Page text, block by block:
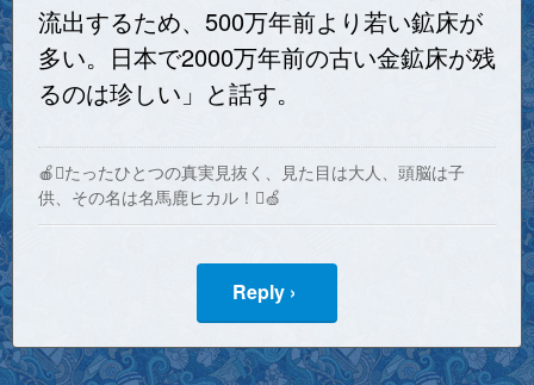
流出するため、500万年前より若い鉱床が
多い。日本で2000万年前の古い金鉱床が残
るのは珍しい」と話す。
🍎たったひとつの真実見抜く、見た目は大人、頭脳は子
供、その名は名馬鹿ヒカル！🍏
Reply ›